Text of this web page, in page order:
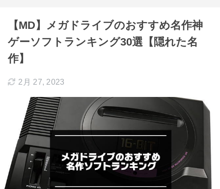
【MD】メガドライブのおすすめ名作神
ゲーソフトランキング30選【隠れた名
作】
2月 27, 2023